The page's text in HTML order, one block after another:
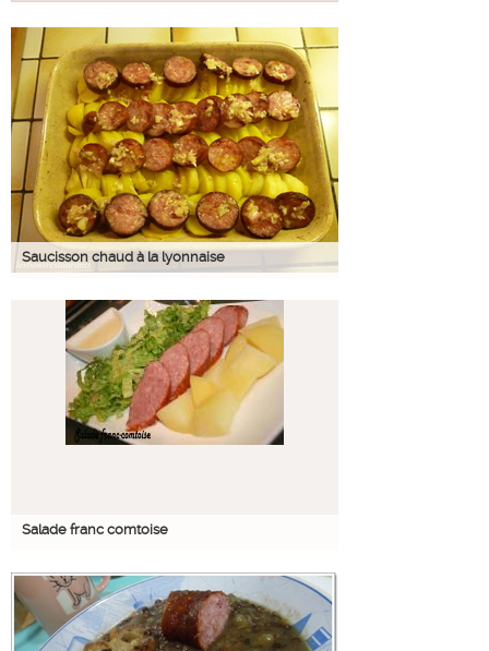
Saucisson chaud à la lyonnaise
Salade franc comtoise